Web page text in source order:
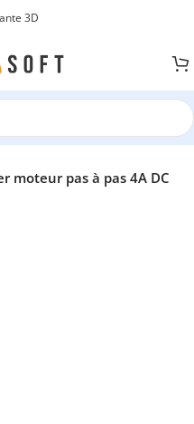
3D
moteur pas à pas 4A DC